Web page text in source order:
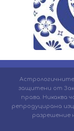
Астрологичните
защитени от
права. Никаква
репродуцирана
разрешение